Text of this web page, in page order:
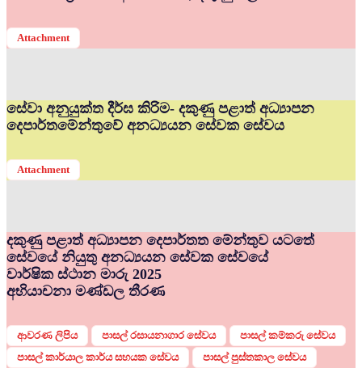
Attachment
සේවා අනුයුක්ත දීර්ඝ කිරිම- දකුණු පළාත් අධ්‍යාපන
දෙපාර්තමේන්තුවේ අනධ්‍යයන සේවක සේවය
Attachment
දකුණු පළාත් අධ්‍යාපන දෙපාර්තත මේන්තුව යටතේ
සේවයේ නියුතු අනධ්‍යයන සේවක සේවයේ
වාර්ෂික ස්ථාන මාරු 2025
අභියාචනා මණ්ඩල තීරණ
ආවරණ ලිපිය පාසල් රසායනාගාර සේවය
පාසල් කම්කරු සේවය
පාසල් කාර්යාල කාර්ය සහයක සේවය
පාසල් පුස්තකාල සේවය